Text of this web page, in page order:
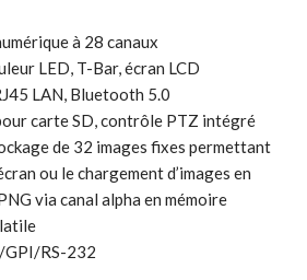
à 28 canaux
LED, T-Bar, écran LCD
LAN, Bluetooth 5.0
carte SD, contrôle PTZ intégré
de 32 images fixes permettant
ou le chargement d’images en
via canal alpha en mémoire
RS-232